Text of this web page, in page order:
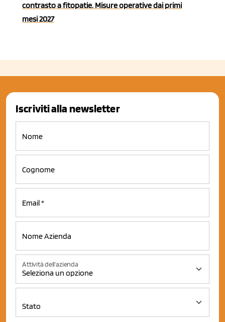
contrasto a fitopatie. Misure operative dai primi
mesi 2027
Iscriviti alla newsletter
Attività dell'azienda